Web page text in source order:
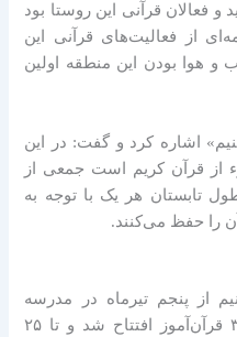
فعالان قرآنی این روستا بود
از فعالیت‌های قرآنی این
و هوا بودن این منطقه اولین
اشاره کرد و گفت: در این
از قرآن کریم است جمعی از
در طول تابستان هر یک با توجه به
را حفظ می‌کنند.
از پنجم تیرماه در مدرسه
«ام‌سلمه» شیخ‌شبان با حضور ۳۰ قرآن‌آموز افتتاح شد و تا ۲۵